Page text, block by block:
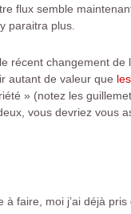
flux semble
paraitra plus.
récent changement
autant de valeur que
» (notez les
vous devriez
faire, moi j’ai déjà